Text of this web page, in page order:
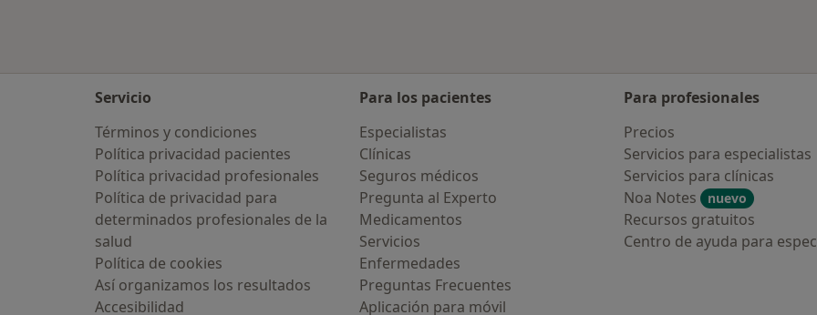
Servicio
Términos y condiciones
Política privacidad pacientes
Política privacidad profesionales
Política de privacidad para
determinados profesionales de la
salud
Política de cookies
Así organizamos los resultados
Accesibilidad
Para los pacientes
Especialistas
Clínicas
Seguros médicos
Pregunta al Experto
Medicamentos
Servicios
Enfermedades
Preguntas Frecuentes
Aplicación para móvil
Para profesionales
Precios
Servicios para especialistas
Servicios para clínicas
Noa Notes
nuevo
Recursos gratuitos
Centro de ayuda para